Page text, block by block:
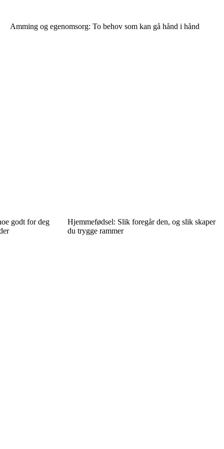
Amming og egenomsorg: To behov som kan gå hånd i hånd
godt for deg
Hjemmefødsel: Slik foregår den, og slik skaper
du trygge rammer